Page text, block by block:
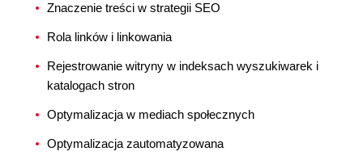
Znaczenie treści w strategii SEO
Rola linków i linkowania
Rejestrowanie witryny w indeksach wyszukiwarek i
katalogach stron
Optymalizacja w mediach społecznych
Optymalizacja zautomatyzowana